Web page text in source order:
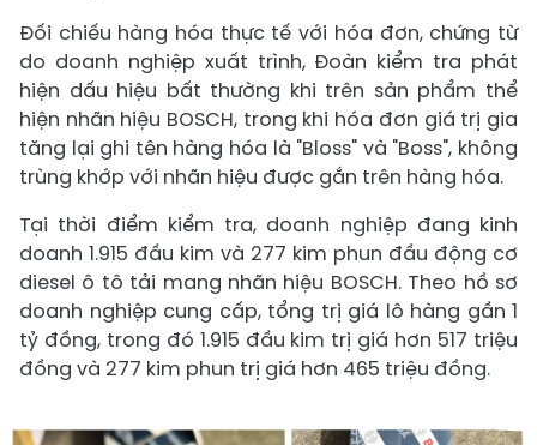
Đối chiếu hàng hóa thực tế với hóa đơn, chứng từ
do doanh nghiệp xuất trình, Đoàn kiểm tra phát
hiện dấu hiệu bất thường khi trên sản phẩm thể
hiện nhãn hiệu BOSCH, trong khi hóa đơn giá trị gia
tăng lại ghi tên hàng hóa là "Bloss" và "Boss", không
trùng khớp với nhãn hiệu được gắn trên hàng hóa.
Tại thời điểm kiểm tra, doanh nghiệp đang kinh
doanh 1.915 đầu kim và 277 kim phun đầu động cơ
diesel ô tô tải mang nhãn hiệu BOSCH. Theo hồ sơ
doanh nghiệp cung cấp, tổng trị giá lô hàng gần 1
tỷ đồng, trong đó 1.915 đầu kim trị giá hơn 517 triệu
đồng và 277 kim phun trị giá hơn 465 triệu đồng.